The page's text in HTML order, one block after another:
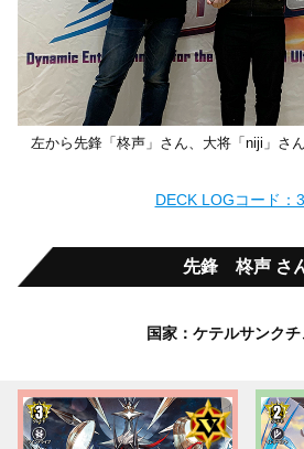
左から先鋒「柊声」さん、大将「niji」さ
DECK LOGコード：
先鋒 柊声 さ
国家：ケテルサンクチ